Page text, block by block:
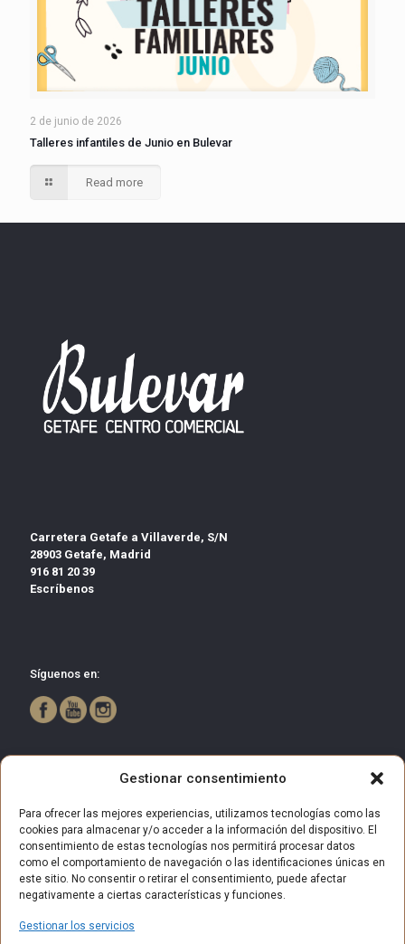
Gestionar consentimiento
Para ofrecer las mejores experiencias, utilizamos tecnologías como las
cookies para almacenar y/o acceder a la información del dispositivo. El
consentimiento de estas tecnologías nos permitirá procesar datos
como el comportamiento de navegación o las identificaciones únicas en
este sitio. No consentir o retirar el consentimiento, puede afectar
negativamente a ciertas características y funciones.
Gestionar los servicios
2 de junio de 2026
Talleres infantiles de Junio en Bulevar
Read more
Carretera Getafe a Villaverde, S/N
28903 Getafe, Madrid
916 81 20 39
Escríbenos
Síguenos en: